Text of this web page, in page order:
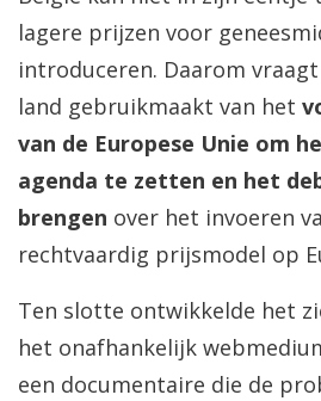
lagere prijzen voor
introduceren. Daarom
land gebruikmaakt van het
van de Europese Unie om
agenda te zetten en het
brengen over het invoeren
rechtvaardig prijsmodel op
Ten slotte ontwikkelde het
het onafhankelijk
een documentaire die de